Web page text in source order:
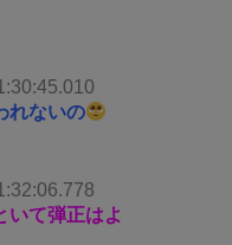
れないの
いて弾正はよ